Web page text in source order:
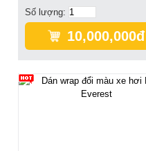
Số lượng:
10,000,000đ